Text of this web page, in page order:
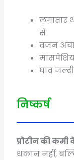
लगातार
से
वजन
घाव
निष्कर्ष
प्रोटीन की कमी
थकान नहीं,